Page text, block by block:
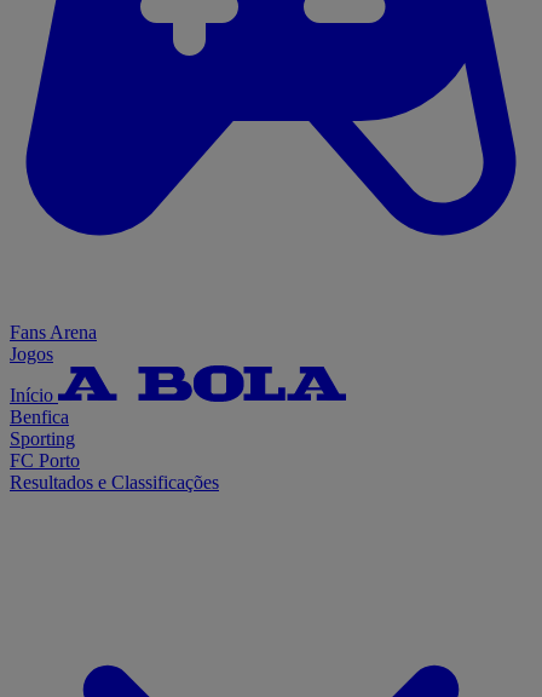
Fans Arena
Jogos
Início
Benfica
Sporting
FC Porto
Resultados e Classificações